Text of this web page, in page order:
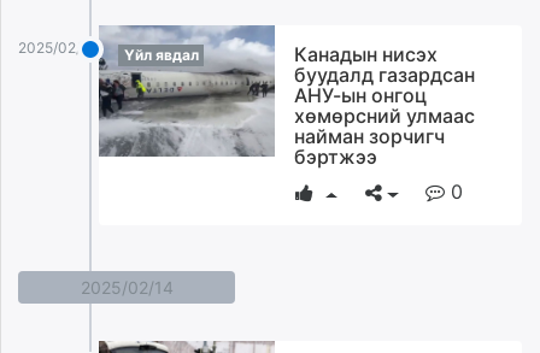
2025/02/18 Үйл явдал
Канадын нисэх
буудалд газардсан
АНУ-ын онгоц
хөмөрсний улмаас
найман зорчигч
бэртжээ
0
2025/02/14